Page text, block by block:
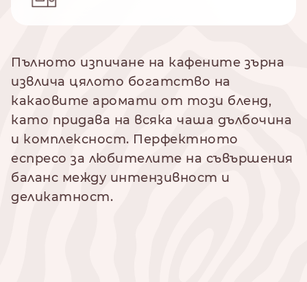
Пълното изпичане на кафените зърна
извлича цялото богатство на
какаовите аромати от този бленд,
като придава на всяка чаша дълбочина
и комплексност. Перфектното
еспресо за любителите на съвършения
баланс между интензивност и
деликатност.